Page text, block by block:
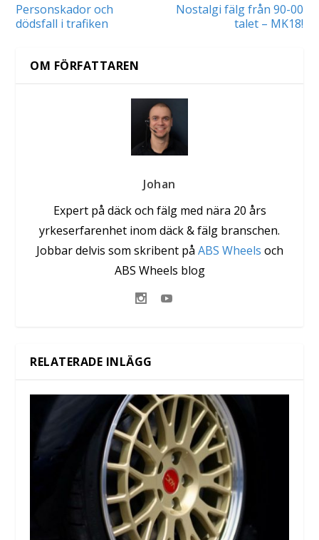
Personskador och
dödsfall i trafiken
Nostalgi fälg från 90-00
talet – MK18!
OM FÖRFATTAREN
Johan
Expert på däck och fälg med nära 20 års
yrkeserfarenhet inom däck & fälg branschen.
Jobbar delvis som skribent på ABS Wheels och
ABS Wheels blog
RELATERADE INLÄGG